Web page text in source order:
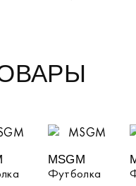
MSGM
Футболка